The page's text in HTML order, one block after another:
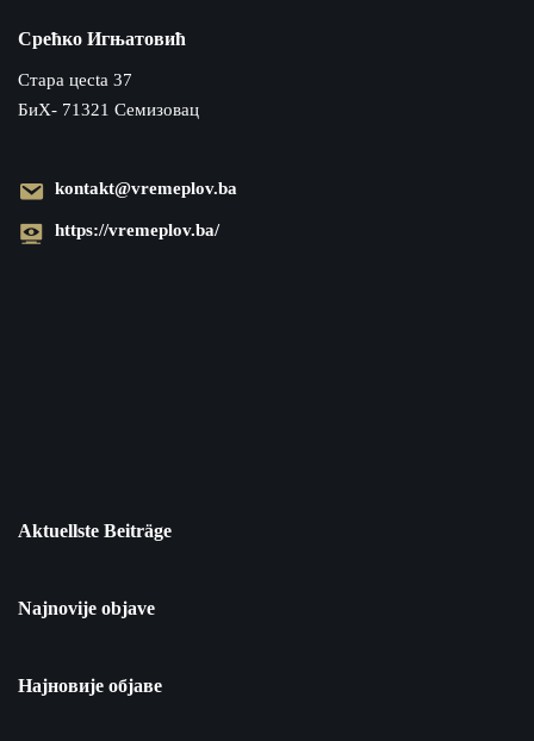
Срећко Игњатовић
Cтара цecta 37
БиХ- 71321 Семизовац
kontakt@vremeplov.ba
https://vremeplov.ba/
Aktuellste Beiträge
Najnovije objave
Најновије објаве